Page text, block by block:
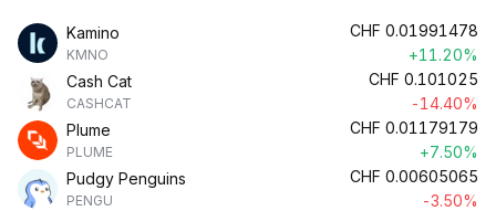
Kamino
KMNO
CHF 0.01991478
+11.20%
Cash Cat
CASHCAT
CHF 0.101025
-14.40%
Plume
PLUME
CHF 0.01179179
+7.50%
Pudgy Penguins
PENGU
CHF 0.00605065
-3.50%